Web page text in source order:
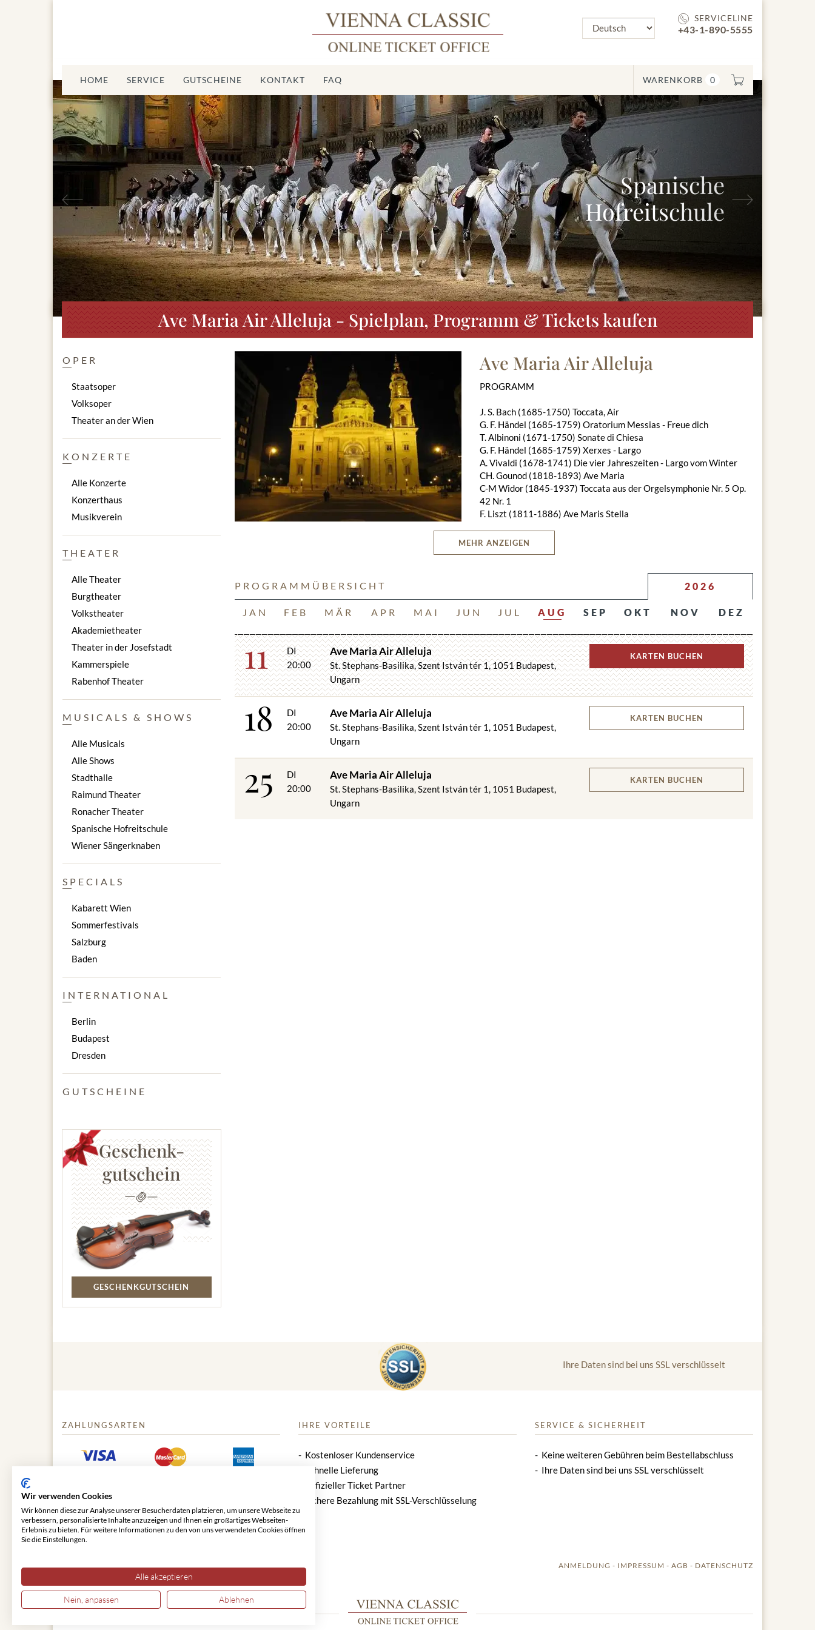
SERVICELINE
+43-1-890-5555
WARENKORB 0
HOME SERVICE GUTSCHEINE KONTAKT FAQ
Spanische
Hofreitschule
Vorheriges
Ave Maria Air Alleluja - Spielplan, Programm & Tickets kaufen
Ave Maria Air Alleluja
PROGRAMM
J. S. Bach (1685-1750) Toccata, Air
G. F. Händel (1685-1759) Oratorium Messias - Freue dich
T. Albinoni (1671-1750) Sonate di Chiesa
G. F. Händel (1685-1759) Xerxes - Largo
A. Vivaldi (1678-1741) Die vier Jahreszeiten - Largo vom Winter
CH. Gounod (1818-1893) Ave Maria
C-M Widor (1845-1937) Toccata aus der Orgelsymphonie Nr. 5 Op.
42 Nr. 1
F. Liszt (1811-1886) Ave Maris Stella
Solisten:
Gyula Pfeiffer - Orgel
György Geiger - Trompete
Xavier Rivadeneira - Tenor
Zsuzsanna Skoff - Sopran
Änderungen vorbehalten.
MEHR ANZEIGEN
PROGRAMMÜBERSICHT 2026
JAN FEB MÄR APR MAI JUN JUL AUG SEP OKT NOV DEZ
11
DI
20:00
Ave Maria Air Alleluja
St. Stephans-Basilika, Szent István tér 1, 1051 Budapest,
Ungarn
KARTEN BUCHEN
18
DI
20:00
Ave Maria Air Alleluja
St. Stephans-Basilika, Szent István tér 1, 1051 Budapest,
Ungarn
KARTEN BUCHEN
25
DI
20:00
Ave Maria Air Alleluja
St. Stephans-Basilika, Szent István tér 1, 1051 Budapest,
Ungarn
KARTEN BUCHEN
OPER
Staatsoper
Volksoper
Theater an der Wien
KONZERTE
Alle Konzerte
Konzerthaus
Musikverein
THEATER
Alle Theater
Burgtheater
Volkstheater
Akademietheater
Theater in der Josefstadt
Kammerspiele
Rabenhof Theater
MUSICALS & SHOWS
Alle Musicals
Alle Shows
Stadthalle
Raimund Theater
Ronacher Theater
Spanische Hofreitschule
Wiener Sängerknaben
SPECIALS
Kabarett Wien
Sommerfestivals
Salzburg
Baden
INTERNATIONAL
Berlin
Budapest
Dresden
GUTSCHEINE
Geschenk-
gutschein
GESCHENKGUTSCHEIN
Ihre Daten sind bei uns SSL verschlüsselt
ZAHLUNGSARTEN IHRE VORTEILE
Kostenloser Kundenservice
Schnelle Lieferung
Offizieller Ticket Partner
Sichere Bezahlung mit SSL-Verschlüsselung
SERVICE & SICHERHEIT
Keine weiteren Gebühren beim Bestellabschluss
Ihre Daten sind bei uns SSL verschlüsselt
ANMELDUNG IMPRESSUM AGB DATENSCHUTZ
Wir verwenden Cookies
Wir können diese zur Analyse unserer Besucherdaten platzieren, um unsere Webseite zu
verbessern, personalisierte Inhalte anzuzeigen und Ihnen ein großartiges Webseiten-
Erlebnis zu bieten. Für weitere Informationen zu den von uns verwendeten Cookies öffnen
Sie die Einstellungen.
Alle akzeptieren
Nein, anpassen Ablehnen